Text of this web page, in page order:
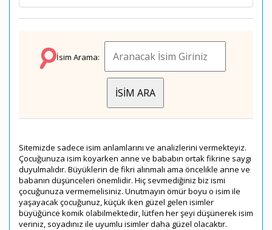
İsim Arama:
Sitemizde sadece isim anlamlarını ve analizlerini vermekteyiz.
Çocuğunuza isim koyarken anne ve bababın ortak fikrine saygı
duyulmalıdır. Büyüklerin de fikri alınmalı ama öncelikle anne ve
babanın düşünceleri önemlidir. Hiç sevmediğiniz biz ismi
çocuğunuza vermemelisiniz. Unutmayın ömür boyu o isim ile
yaşayacak çocuğunuz, küçük iken güzel gelen isimler
büyüğünce komik olabilmektedir, lütfen her şeyi düşünerek isim
veriniz, soyadınız ile uyumlu isimler daha güzel olacaktır.